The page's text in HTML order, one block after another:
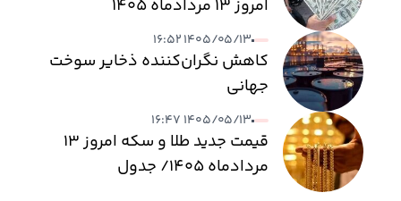
امروز ۱۳ مردادماه ۱۴۰۵
۱۴۰۵/۰۵/۱۳ ۱۶:۵۲
کاهش نگران‌کننده ذخایر سوخت
جهانی
۱۴۰۵/۰۵/۱۳ ۱۶:۴۷
قیمت جدید طلا و سکه امروز ۱۳
مردادماه ۱۴۰۵/ جدول